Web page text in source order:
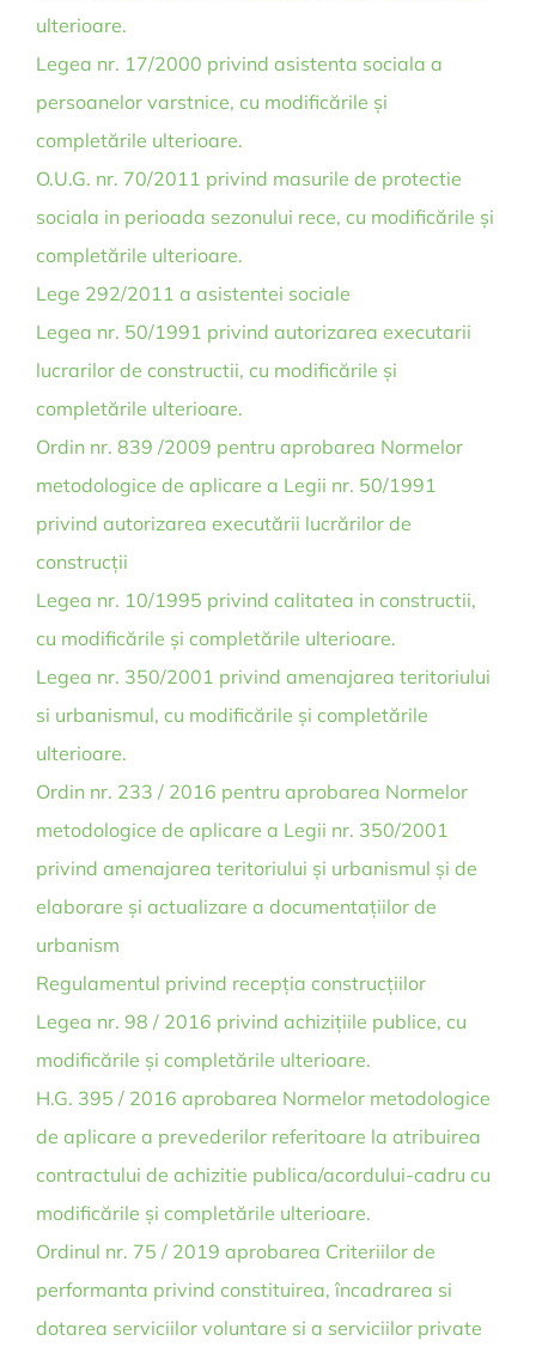
ulterioare.
Legea nr. 17/2000 privind asistenta sociala a
persoanelor varstnice, cu modificările și
completările ulterioare.
O.U.G. nr. 70/2011 privind masurile de protectie
sociala in perioada sezonului rece, cu modificările și
completările ulterioare.
Lege 292/2011 a asistentei sociale
Legea nr. 50/1991 privind autorizarea executarii
lucrarilor de constructii, cu modificările și
completările ulterioare.
Ordin nr. 839 /2009 pentru aprobarea Normelor
metodologice de aplicare a Legii nr. 50/1991
privind autorizarea executării lucrărilor de
construcții
Legea nr. 10/1995 privind calitatea in constructii,
cu modificările și completările ulterioare.
Legea nr. 350/2001 privind amenajarea teritoriului
si urbanismul, cu modificările și completările
ulterioare.
Ordin nr. 233 / 2016 pentru aprobarea Normelor
metodologice de aplicare a Legii nr. 350/2001
privind amenajarea teritoriului și urbanismul și de
elaborare și actualizare a documentațiilor de
urbanism
Regulamentul privind recepția construcțiilor
Legea nr. 98 / 2016 privind achizițiile publice, cu
modificările și completările ulterioare.
H.G. 395 / 2016 aprobarea Normelor metodologice
de aplicare a prevederilor referitoare la atribuirea
contractului de achizitie publica/acordului-cadru cu
modificările și completările ulterioare.
Ordinul nr. 75 / 2019 aprobarea Criteriilor de
performanta privind constituirea, încadrarea si
dotarea serviciilor voluntare si a serviciilor private